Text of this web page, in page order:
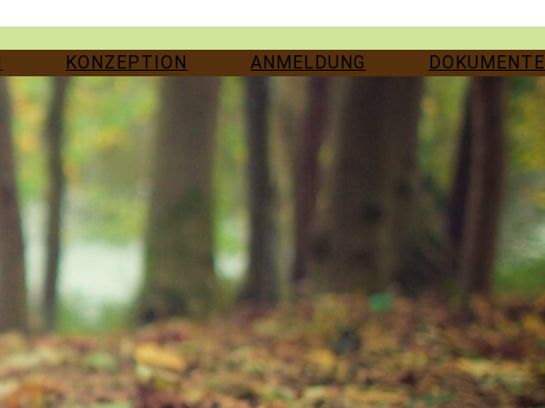
KONZEPTION ANMELDUNG DOKUMENTE